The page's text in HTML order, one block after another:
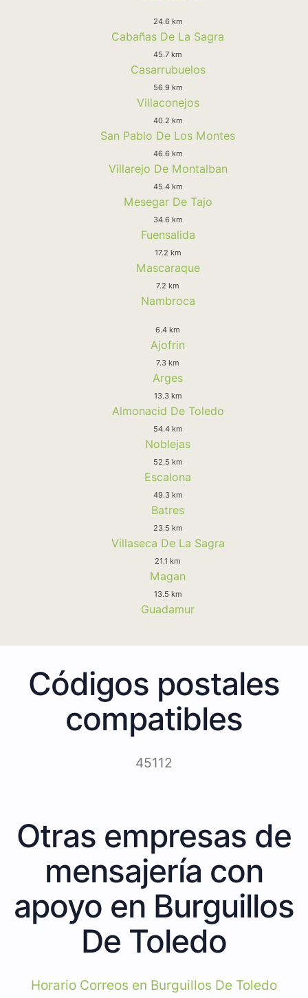
24.6 km
Cabañas De La Sagra
45.7 km
Casarrubuelos
56.9 km
Villaconejos
40.2 km
San Pablo De Los Montes
46.6 km
Villarejo De Montalban
45.4 km
Mesegar De Tajo
34.6 km
Fuensalida
17.2 km
Mascaraque
7.2 km
Nambroca
6.4 km
Ajofrin
7.3 km
Arges
13.3 km
Almonacid De Toledo
54.4 km
Noblejas
52.5 km
Escalona
49.3 km
Batres
23.5 km
Villaseca De La Sagra
21.1 km
Magan
13.5 km
Guadamur
Códigos postales
compatibles
45112
Otras empresas de
mensajería con
apoyo en Burguillos
De Toledo
Horario Correos en Burguillos De Toledo